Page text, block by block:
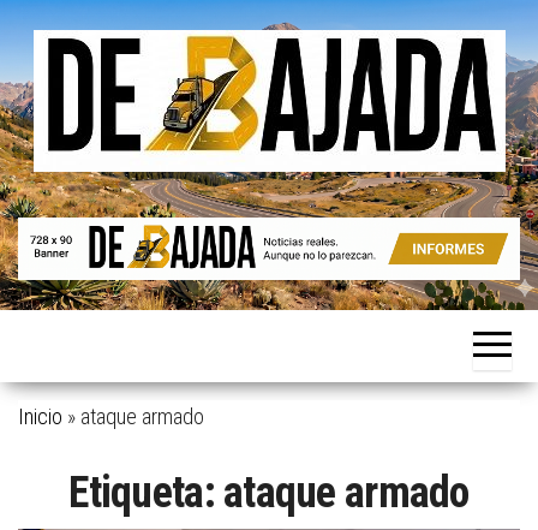
Saltar
contenido
De
Bajada
Noticias
Aunque
parezcan.
Inicio » ataque armado
Etiqueta: ataque armado